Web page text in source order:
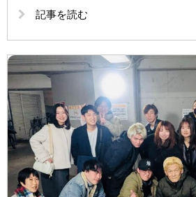
記事を読む